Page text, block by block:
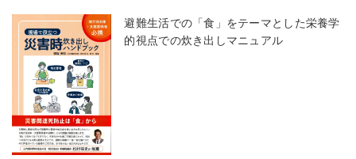
避難生活での「食」をテーマとした栄養学
的視点での炊き出しマニュアル